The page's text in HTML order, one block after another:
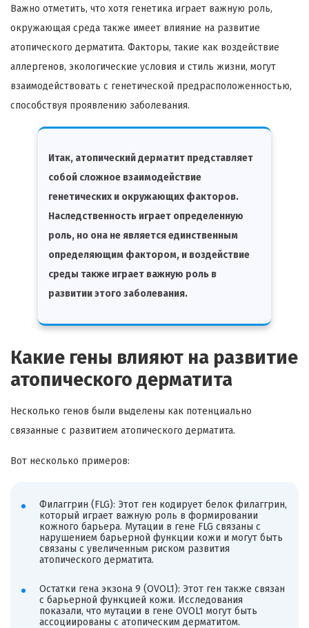
Важно отметить, что хотя генетика играет важную роль,
окружающая среда также имеет влияние на развитие
атопического дерматита. Факторы, такие как воздействие
аллергенов, экологические условия и стиль жизни, могут
взаимодействовать с генетической предрасположенностью,
способствуя проявлению заболевания.
Итак, атопический дерматит представляет
собой сложное взаимодействие
генетических и окружающих факторов.
Наследственность играет определенную
роль, но она не является единственным
определяющим фактором, и воздействие
среды также играет важную роль в
развитии этого заболевания.
Какие гены влияют на развитие
атопического дерматита
Несколько генов были выделены как потенциально
связанные с развитием атопического дерматита.
Вот несколько примеров:
Филаггрин (FLG): Этот ген кодирует белок филаггрин,
который играет важную роль в формировании
кожного барьера. Мутации в гене FLG связаны с
нарушением барьерной функции кожи и могут быть
связаны с увеличенным риском развития
атопического дерматита.
Остатки гена экзона 9 (OVOL1): Этот ген также связан
с барьерной функцией кожи. Исследования
показали, что мутации в гене OVOL1 могут быть
ассоциированы с атопическим дерматитом.